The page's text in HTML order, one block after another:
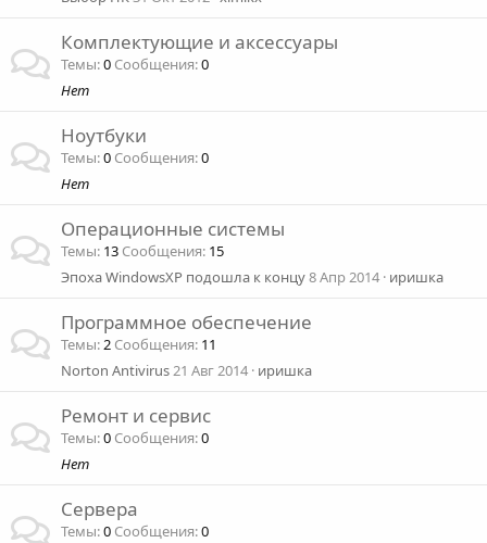
Комплектующие и аксессуары
Темы 0 Сообщения 0
Нет
Ноутбуки
Темы 0 Сообщения 0
Нет
Операционные системы
Темы 13 Сообщения 15
Эпоха WindowsXP подошла к концу8 Апр 2014 иришка
Программное обеспечение
Темы 2 Сообщения 11
Norton Antivirus21 Авг 2014 иришка
Ремонт и сервис
Темы 0 Сообщения 0
Нет
Сервера
Темы 0 Сообщения 0